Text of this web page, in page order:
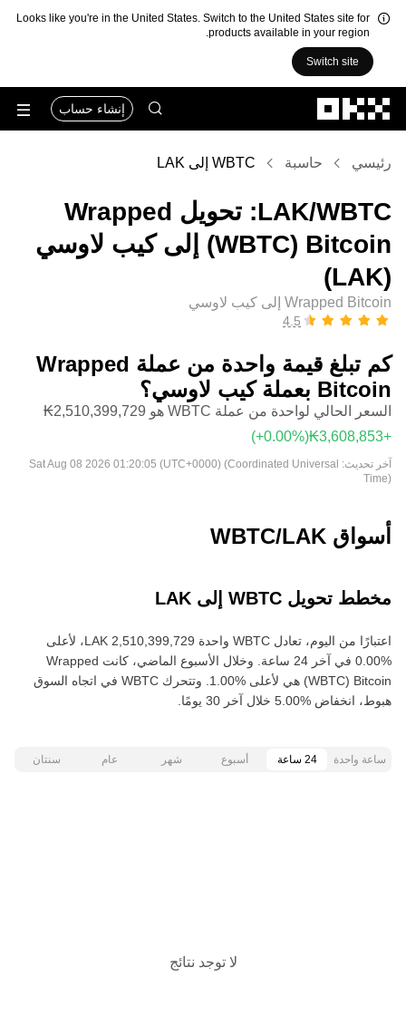
Looks like you're in the United States. Switch to the United States site for
products available in your region.
Switch site
إنشاء حساب
رئيسي حاسبة WBTC إلى LAK
‏WBTC/‏LAK: تحويل ‏Wrapped
Bitcoin (‏WBTC) إلى ‏كيب لاوسي
(‏LAK)
Wrapped Bitcoin إلى كيب لاوسي
كم تبلغ قيمة واحدة من عملة ‏Wrapped
Bitcoin بعملة ‏كيب لاوسي؟
السعر الحالي لواحدة من عملة WBTC هو ‏‎‏‎2,510,399,729‏‏₭‏
(‏‎+0.00‎%‎‏)
آخر تحديث: Sat Aug 08 2026 01:20:05 (UTC+0000) (Coordinated Universal
Time)
أسواق WBTC/LAK
مخطط تحويل WBTC إلى LAK
اعتبارًا من اليوم، تعادل WBTC واحدة ‏‎‏‎2,510,399,729‏‏ LAK‏، لأعلى‏
‏‎0.00‎%‎‏ في آخر 24 ساعة. وخلال الأسبوع الماضي، كانت Wrapped
Bitcoin‏ (WBTC) هي لأعلى‏ ‏‎1.00‎%‎‏. وتتحرك WBTC في اتجاه السوق
هبوط‏، انخفاض‏ ‏‎5.00‎%‎‏ خلال آخر 30 يومًا.
ساعة واحدة 24 ساعة أسبوع شهر عام سنتان
لا توجد نتائج